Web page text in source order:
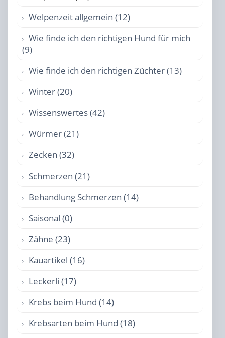
Welpenzeit allgemein (12)
Wie finde ich den richtigen Hund für mich
(9)
Wie finde ich den richtigen Züchter (13)
Winter (20)
Wissenswertes (42)
Würmer (21)
Zecken (32)
Schmerzen (21)
Behandlung Schmerzen (14)
Saisonal (0)
Zähne (23)
Kauartikel (16)
Leckerli (17)
Krebs beim Hund (14)
Krebsarten beim Hund (18)